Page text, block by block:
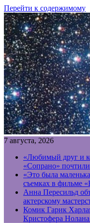
Перейти к содержимому
7 августа, 2026
«Любимый друг и
«Сопрано»
«Это была
съемках в фильме
Анна Пересильд
актерскому
Комик Гарик
Кристофера